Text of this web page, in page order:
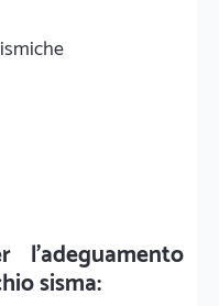
l'adeguamento
sisma: